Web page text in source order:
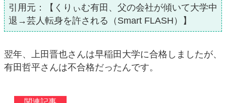
引用元：【くりぃむ有田、父の会社が傾いて大学中
退→芸人転身を許される（Smart FLASH）】
翌年、上田晋也さんは早稲田大学に合格しましたが、
有田哲平さんは不合格だったんです。